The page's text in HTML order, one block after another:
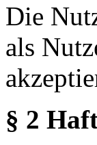
Die
als
§ 2